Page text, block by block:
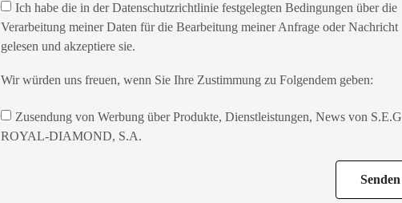
Ich habe die in der Datenschutzrichtlinie festgelegten Bedingungen über die
Verarbeitung meiner Daten für die Bearbeitung meiner Anfrage oder Nachricht
gelesen und akzeptiere sie.
Wir würden uns freuen, wenn Sie Ihre Zustimmung zu Folgendem geben:
Zusendung von Werbung über Produkte, Dienstleistungen, News von S.E.G.
ROYAL-DIAMOND, S.A.
Senden